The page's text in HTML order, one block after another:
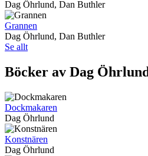
Dag Öhrlund, Dan Buthler
Grannen
Dag Öhrlund, Dan Buthler
Se allt
Böcker av Dag Öhrlund
Dockmakaren
Dag Öhrlund
Konstnären
Dag Öhrlund